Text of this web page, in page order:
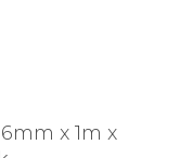
x 1m x